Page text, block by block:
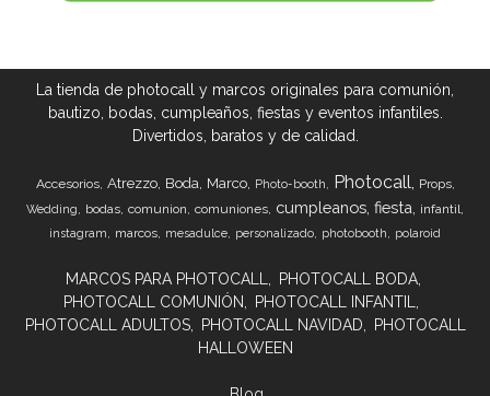
La tienda de photocall y marcos originales para comunión,
bautizo, bodas, cumpleaños, fiestas y eventos infantiles.
Divertidos, baratos y de calidad.
Accesorios Atrezzo Boda Marco Photo-booth Photocall Props
Wedding bodas comunion comuniones cumpleanos fiesta infantil
instagram marcos mesadulce personalizado photobooth polaroid
MARCOS PARA PHOTOCALL
PHOTOCALL BODA
PHOTOCALL COMUNIÓN
PHOTOCALL INFANTIL
PHOTOCALL ADULTOS
PHOTOCALL NAVIDAD
PHOTOCALL
HALLOWEEN